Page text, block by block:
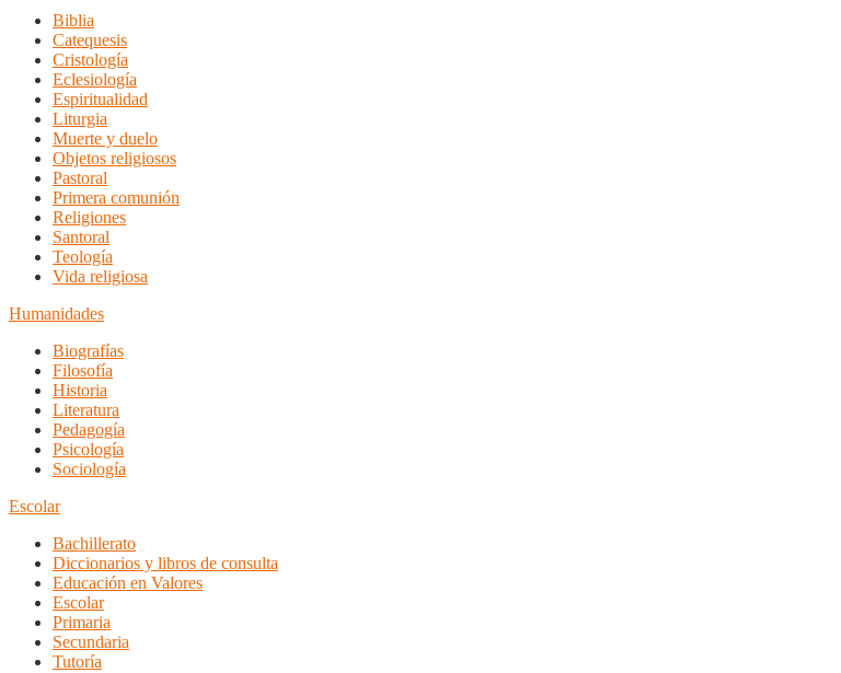
Biblia
Catequesis
Cristología
Eclesiología
Espiritualidad
Liturgia
Muerte y duelo
Objetos religiosos
Pastoral
Primera comunión
Religiones
Santoral
Teología
Vida religiosa
Humanidades
Biografías
Filosofía
Historia
Literatura
Pedagogía
Psicología
Sociología
Escolar
Bachillerato
Diccionarios y libros de consulta
Educación en Valores
Escolar
Primaria
Secundaria
Tutoría